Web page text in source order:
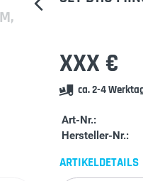
M
XXX €
ca. 2-4
Art-Nr.:
Hersteller-Nr.:
ARTIKELDETAILS